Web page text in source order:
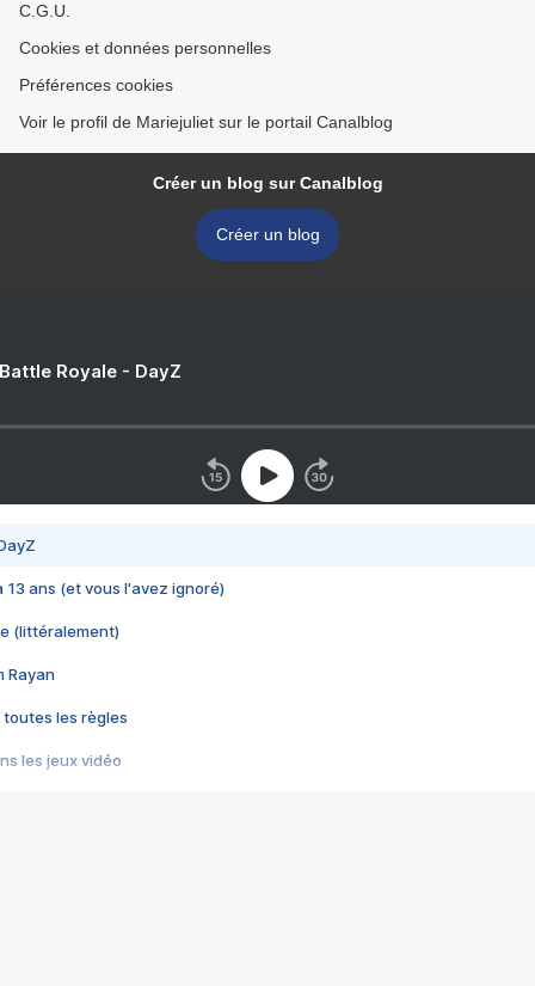
C.G.U.
Cookies et données personnelles
Préférences cookies
Voir le profil de Mariejuliet sur le portail Canalblog
Créer un blog sur Canalblog
Créer un blog
Royale - DayZ
13 ans (et vous l'avez ignoré)
(littéralement)
Rayan
toutes les règles
les jeux vidéo